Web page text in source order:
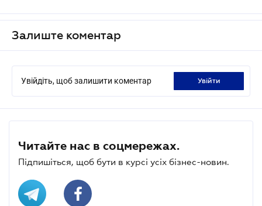
Залиште коментар
Увійдіть, щоб залишити коментар увійти
Читайте нас в соцмережах.
Підпишіться, щоб бути в курсі усіх бізнес-новин.